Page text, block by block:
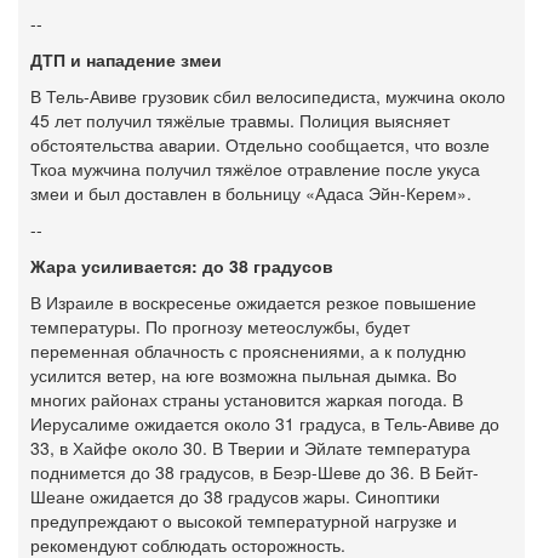
--
ДТП и нападение змеи
В Тель-Авиве грузовик сбил велосипедиста, мужчина около
45 лет получил тяжёлые травмы. Полиция выясняет
обстоятельства аварии. Отдельно сообщается, что возле
Ткоа мужчина получил тяжёлое отравление после укуса
змеи и был доставлен в больницу «Адаса Эйн-Керем».
--
Жара усиливается: до 38 градусов
В Израиле в воскресенье ожидается резкое повышение
температуры. По прогнозу метеослужбы, будет
переменная облачность с прояснениями, а к полудню
усилится ветер, на юге возможна пыльная дымка. Во
многих районах страны установится жаркая погода. В
Иерусалиме ожидается около 31 градуса, в Тель-Авиве до
33, в Хайфе около 30. В Тверии и Эйлате температура
поднимется до 38 градусов, в Беэр-Шеве до 36. В Бейт-
Шеане ожидается до 38 градусов жары. Синоптики
предупреждают о высокой температурной нагрузке и
рекомендуют соблюдать осторожность.